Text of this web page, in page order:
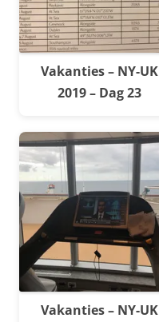
Vakanties – NY-UK
2019 – Dag 23
Vakanties – NY-UK